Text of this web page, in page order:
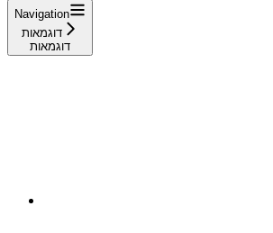
Navigation
דוגמאות
דוגמאות